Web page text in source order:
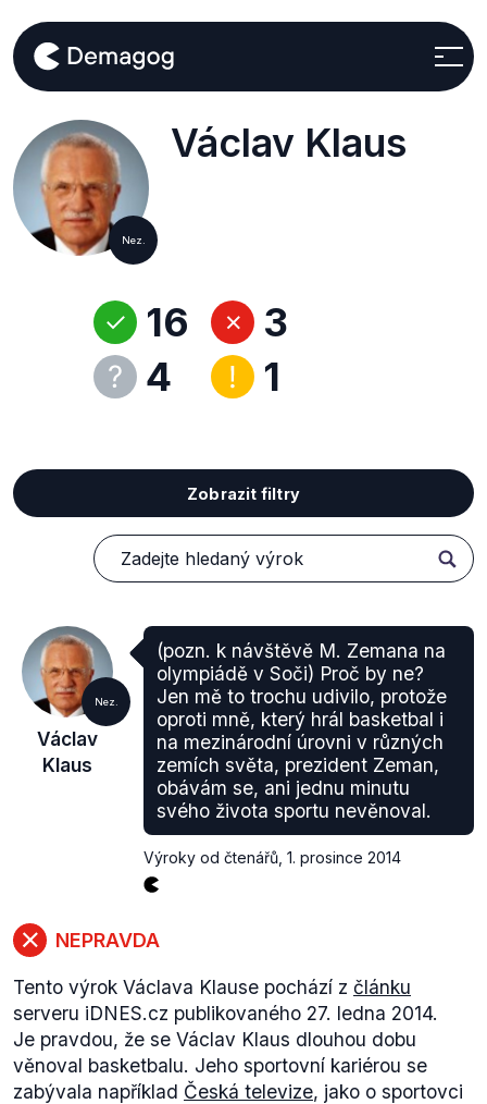
Nez.
Václav Klaus
16
4
3
1
Zobrazit filtry
Nez.
Václav
Klaus
(pozn. k návštěvě M. Zemana na
olympiádě v Soči) Proč by ne?
Jen mě to trochu udivilo, protože
oproti mně, který hrál basketbal i
na mezinárodní úrovni v různých
zemích světa, prezident Zeman,
obávám se, ani jednu minutu
svého života sportu nevěnoval.
Výroky od čtenářů 1. prosince 2014
NEPRAVDA
Tento výrok Václava Klause pochází z článku
serveru iDNES.cz publikovaného 27. ledna 2014.
Je pravdou, že se Václav Klaus dlouhou dobu
věnoval basketbalu. Jeho sportovní kariérou se
zabývala například Česká televize, jako o sportovci